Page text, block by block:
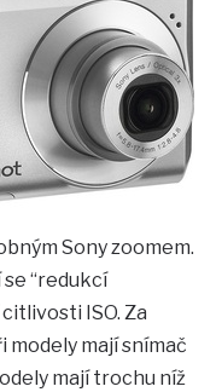
Sony zoomem.
se “redukcí
ISO. Za
modely mají snímač
mají trochu níž